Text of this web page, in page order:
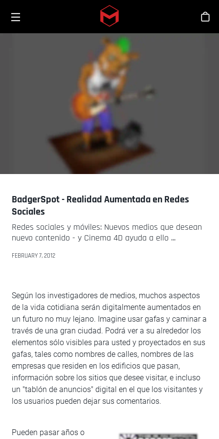
Skip to main content
BadgerSpot - Realidad Aumentada en Redes
Sociales
Redes sociales y móviles: Nuevos medios que desean
nuevo contenido - y Cinema 4D ayuda a ello ...
FEBRUARY 7, 2012
Según los investigadores de medios, muchos aspectos
de la vida cotidiana serán digitalmente aumentados en
un futuro no muy lejano. Imagine usar gafas y caminar a
través de una gran ciudad. Podrá ver a su alrededor los
elementos sólo visibles para usted y proyectados en sus
gafas, tales como nombres de calles, nombres de las
empresas que residen en los edificios que pasan,
información sobre los sitios que desee visitar, e incluso
un "tablón de anuncios" digital en el que los visitantes y
los usuarios pueden dejar sus comentarios.
Pueden pasar años o